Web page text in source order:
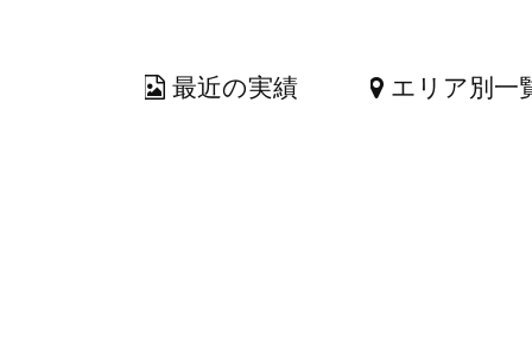
最近の実績 エリア別一